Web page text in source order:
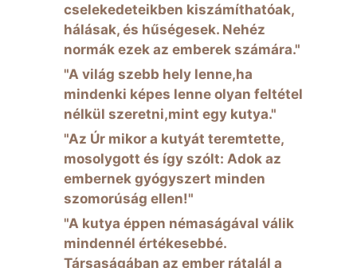
cselekedeteikben kiszámíthatóak,
hálásak, és hűségesek. Nehéz
normák ezek az emberek számára."
"A világ szebb hely lenne,ha
mindenki képes lenne olyan feltétel
nélkül szeretni,mint egy kutya."
"Az Úr mikor a kutyát teremtette,
mosolygott és így szólt: Adok az
embernek gyógyszert minden
szomorúság ellen!"
"A kutya éppen némaságával válik
mindennél értékesebbé.
Társaságában az ember rátalál a